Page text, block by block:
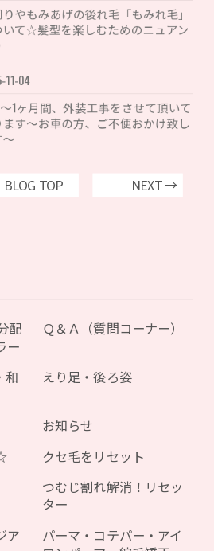
やもみあげの後れ毛「もみれ毛」
いて☆髪型を楽しむためのニュアン
11-04
〜1ヶ月間、外装工事をさせて頂いて
ます〜お車の方、ご不便おかけ致し
〜
BLOG TOP NEXT →
配
ー
Ｑ＆Ａ（質問コーナー）
和
えり足・後ろ姿
お知らせ
クセ毛をリセット
つむじ割れ解消！リセッ
ター
ア
パーマ・コテパー・アイ